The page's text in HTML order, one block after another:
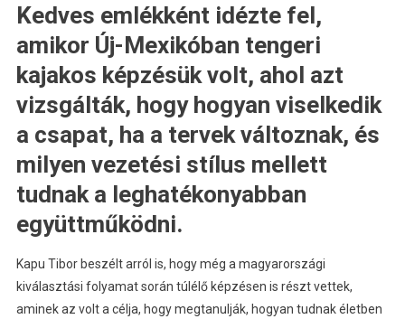
Kedves emlékként idézte fel,
amikor Új-Mexikóban tengeri
kajakos képzésük volt, ahol azt
vizsgálták, hogy hogyan viselkedik
a csapat, ha a tervek változnak, és
milyen vezetési stílus mellett
tudnak a leghatékonyabban
együttműködni.
Kapu Tibor beszélt arról is, hogy még a magyarországi
kiválasztási folyamat során túlélő képzésen is részt vettek,
aminek az volt a célja, hogy megtanulják, hogyan tudnak életben